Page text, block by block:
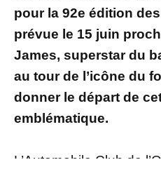
pour la 92e édition
prévue le 15 juin
James, superstar du
au tour de l’icône du
donner le départ de
emblématique.
L’Automobile Club de